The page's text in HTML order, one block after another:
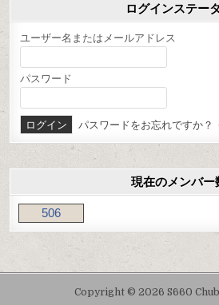
ログインステー
ユーザー名またはメールアドレス
パスワード
パスワードをお忘れですか？
現在のメンバー
506
Copyright © 2026 S660